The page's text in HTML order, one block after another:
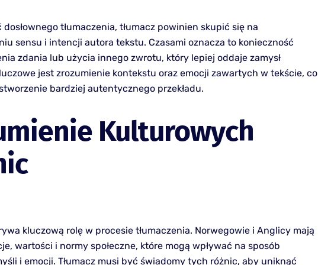
tłumaczenia, tłumacz powinien skupić się na
sensu i intencji autora tekstu. Czasami oznacza to konieczność
zdania lub użycia innego zwrotu, który lepiej oddaje zamysł
jest zrozumienie kontekstu oraz emocji zawartych w tekście, co
bardziej autentycznego przekładu.
Kulturowych
kluczową rolę w procesie tłumaczenia. Norwegowie i Anglicy mają
wartości i normy społeczne, które mogą wpływać na sposób
i emocji. Tłumacz musi być świadomy tych różnic, aby uniknąć